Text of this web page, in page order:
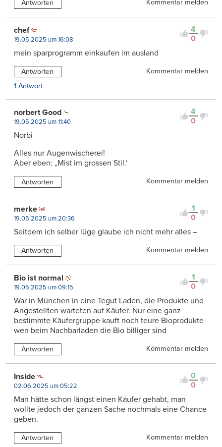
Antworten Kommentar melden
4
0
chef
19.05.2025 um 16:08
mein sparprogramm einkaufen im ausland
Antworten
Kommentar melden
1 Antwort
4
0
norbert Good
19.05.2025 um 11:40
Norbi
Alles nur Augenwischerei!
Aber eben: „Mist im grossen Stil.‘
Antworten Kommentar melden
1
0
merke
19.05.2025 um 20:36
Seitdem ich selber lüge glaube ich nicht mehr alles –
Antworten Kommentar melden
1
0
Bio ist normal
19.05.2025 um 09:15
War in München in eine Tegut Laden, die Produkte und
Angestellten warteten auf Käufer. Nur eine ganz
bestimmte Käufergruppe kauft noch teure Bioprodukte
wen beim Nachbarladen die Bio billiger sind
Antworten Kommentar melden
0
0
Inside
02.06.2025 um 05:22
Man hätte schon längst einen Käufer gehabt, man
wollte jedoch der ganzen Sache nochmals eine Chance
geben.
Antworten Kommentar melden